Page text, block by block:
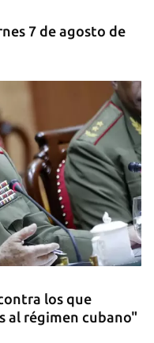
7 de agosto de
los que
al régimen cubano"